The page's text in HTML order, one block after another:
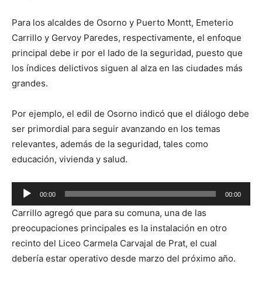
Para los alcaldes de Osorno y Puerto Montt, Emeterio
Carrillo y Gervoy Paredes, respectivamente, el enfoque
principal debe ir por el lado de la seguridad, puesto que
los índices delictivos siguen al alza en las ciudades más
grandes.
Por ejemplo, el edil de Osorno indicó que el diálogo debe
ser primordial para seguir avanzando en los temas
relevantes, además de la seguridad, tales como
educación, vivienda y salud.
Reproductor
de
audio
00:00 00:00
Carrillo agregó que para su comuna, una de las
preocupaciones principales es la instalación en otro
recinto del Liceo Carmela Carvajal de Prat, el cual
debería estar operativo desde marzo del próximo año.